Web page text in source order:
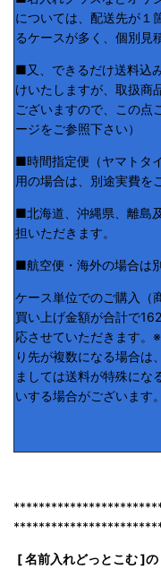
については、配送先が１
るケースが多く、個別見
■又、できるだけ送料込
けいたしますが、取扱商
ございますので、この点
ージをご参照下さい）
■時間指定便（ヤマトタ
用の場合は、別途実費を
■北海道、沖縄県、離島
担いただきます。
■航空便・海外の場合は
ケース単位でのご購入（
買い上げ金額が合計で
応させていただきます。
り先が複数になる場合は
ましては送料が特殊にな
いする場合がございます。
[ 名前入れどっとこむ ]の